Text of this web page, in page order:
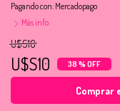
Pagando con: Mercadopago
Más info
U$S16
U$S10 38 % OFF
Comprar